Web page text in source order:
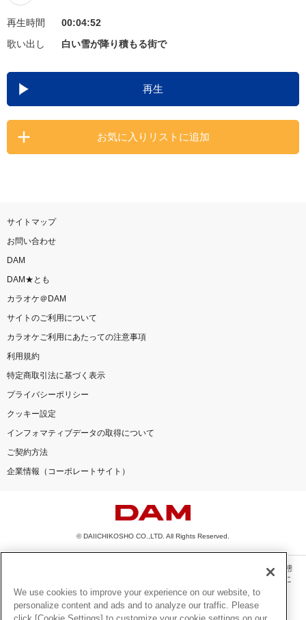
お知らせ よくあるご質問
DAMの新曲・ランキングなど
カラオケ最新情報をチェック！
再生時間
00:04:52
歌い出し
白い雪が降り積もる街で
再生
お気に入りリストに追加
サイトマップ
お問い合わせ
DAM
DAM★とも
カラオケ＠DAM
サイトのご利用について
カラオケご利用にあたっての注意事項
利用規約
特定商取引法に基づく表示
プライバシーポリシー
クッキー設定
インフォマティブデータの取得について
ご契約方法
企業情報（コーポレートサイト）
© DAIICHIKOSHO CO.,LTD. All Rights Reserved.
このサイトに掲載されている一切の文章・画像・写真・動画・音声等を、手段や形態
を問わず、著作権法の定める範囲を超えて無断で複製、転載、ファイル化などするこ
とを禁じます。
楽曲及びコンテンツは、機種によりご利用いただけない場合があります。
We use cookies to improve your experience on our website, to
personalize content and ads and to analyze our traffic. Please